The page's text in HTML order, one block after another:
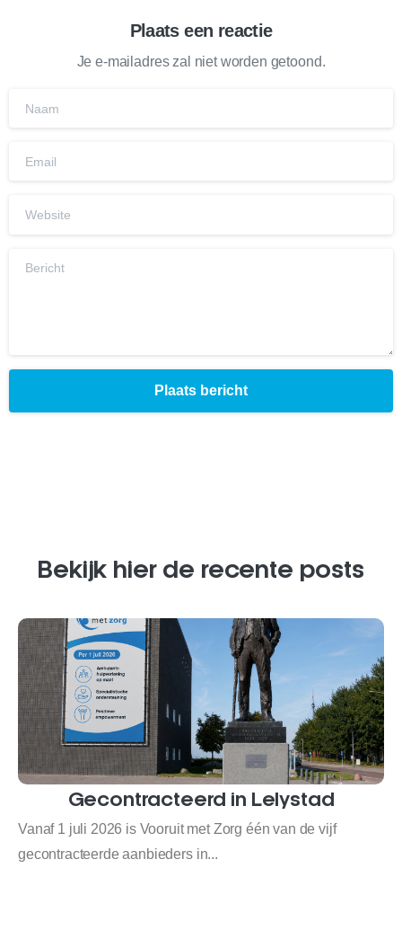
Plaats een reactie
Je e-mailadres zal niet worden getoond.
Bericht
Bekijk hier de recente posts
Gecontracteerd in Lelystad
Vanaf 1 juli 2026 is Vooruit met Zorg één van de vijf
gecontracteerde aanbieders in...